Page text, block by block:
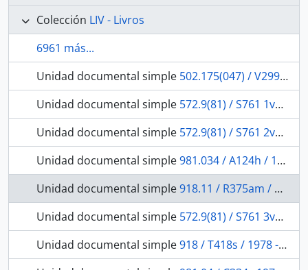
Colección LIV - Livros
6961 más...
Unidad documental simple 502.175(047) / V299 / 2012 - Variações interétnicas: etnicidade, conflito e transformações.
Unidad documental simple 572.9(81) / S761 1vol / 1976 - Viagem pelo Brasil: 1817-1820.
Unidad documental simple 572.9(81) / S761 2vol / 1976 - Viagem pelo Brasil: 1817-1820.
Unidad documental simple981.034 / A124h / 1975 - História da Missão dos Padres Capuchinhos na Ilha do Maranhão e terras circunvizinhas
Unidad documental simple918.11 / R375am / 1956 - A Amazônia que os portuguêses revelaram
Unidad documental simple 572.9(81) / S761 3vol / 1976 - Viagem pelo Brasil: 1817-1820.
Unidad documental simple918 / T418s / 1978 - As singularidades da França Antártica